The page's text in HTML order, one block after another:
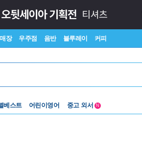
장 우주점 음반 블루레이 커피
베스트
어린이영어
중고 외서
N